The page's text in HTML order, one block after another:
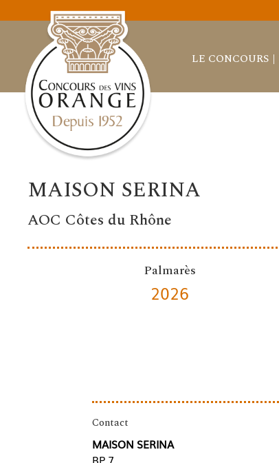
LE CONCOURS
MAISON SERINA
AOC Côtes du Rhône
Palmarès
2026
Contact
MAISON SERINA
BP 7